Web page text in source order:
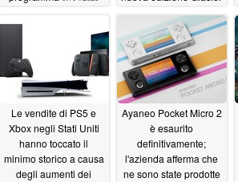
07/03/2026
Le vendite di PS5 e
Xbox negli Stati Uniti
hanno toccato il
minimo storico a causa
degli aumenti dei
Ayaneo Pocket Micro 2
è esaurito
definitivamente;
l'azienda afferma che
ne sono state prodotte